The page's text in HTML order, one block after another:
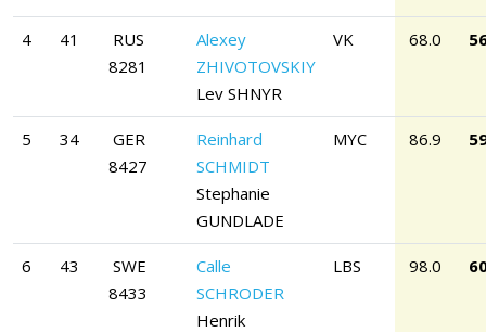
4 41
RUS
8281
Alexey
ZHIVOTOVSKIY
Lev SHNYR
VK 68.0
5 34
GER
8427
Reinhard
SCHMIDT
Stephanie
GUNDLADE
MYC 86.9
6 43
SWE
8433
Calle
SCHRODER
Henrik
LBS 98.0